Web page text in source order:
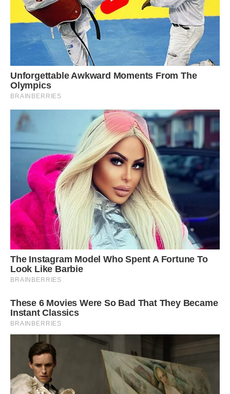
Приготуємо глазур.У каструльці добре прогріти вершки,
майже до кипіння. Зняти з вогню та додати
подрібнений шоколад. Залишити на 2 хвилини. Добре
розмішати до однорідної маси. Заливаємо
глазур’ю охолоджений пляцок та відправляємо на холод,
щоб глазур застигла.
Перед подачею шматочки пляцка можна прикрасити
половинкою волоського горіха, але це не
обов’язково.
Пляцок Марічка готовий! Смачного, любі мої!